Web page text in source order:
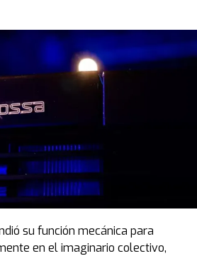
su función mecánica para
en el imaginario colectivo,